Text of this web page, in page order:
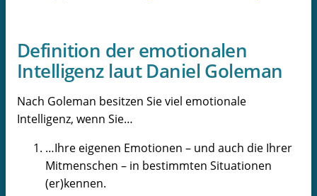
Definition der emotionalen
Intelligenz laut Daniel Goleman
Nach Goleman besitzen Sie viel emotionale
Intelligenz, wenn Sie…
…Ihre eigenen Emotionen – und auch die Ihrer
Mitmenschen – in bestimmten Situationen
(er)kennen.